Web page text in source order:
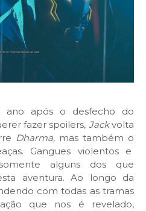
ano após o desfecho do
fazer spoilers, Jackvolta
Dharma, mas também o
Gangues violentos e
alguns dos que
aventura. Ao longo da
com todas as tramas
que nos é revelado,